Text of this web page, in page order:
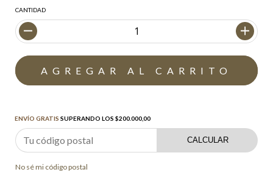
CANTIDAD
ENVÍO GRATIS SUPERANDO LOS $200.000,00
CALCULAR
No sé mi código postal